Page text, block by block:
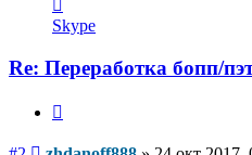
информация
пользователя
zhdanoff888
Skype
Re: Переработка бопп/
Сообщение